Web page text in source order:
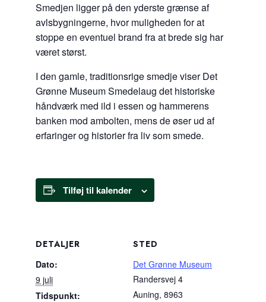
Smedjen ligger på den yderste grænse af
avlsbygningerne, hvor muligheden for at
stoppe en eventuel brand fra at brede sig har
været størst.
I den gamle, traditionsrige smedje viser Det
Grønne Museum Smedelaug det historiske
håndværk med ild i essen og hammerens
banken mod ambolten, mens de øser ud af
erfaringer og historier fra liv som smede.
Tilføj til kalender
DETALJER
Dato:
9 juli
Tidspunkt:
STED
Det Grønne Museum
Randersvej 4
Auning, 8963